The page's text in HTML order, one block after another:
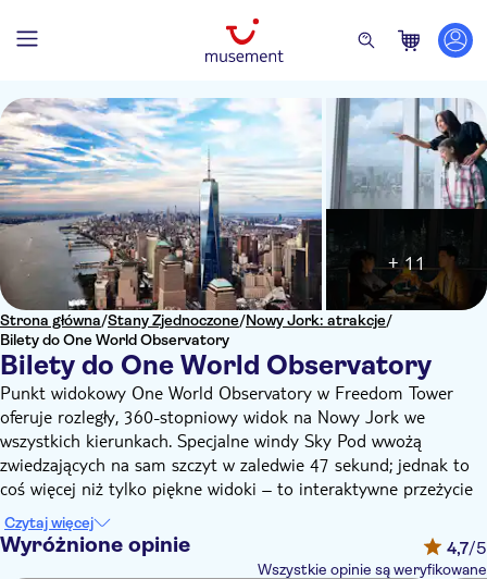
Strona główna/Stany Zjednoczone/Nowy Jork: atrakcje/
Bilety do One World Observatory
Bilety do One World Observatory
+ 11
Punkt widokowy One World Observatory w Freedom Tower
oferuje rozległy, 360-stopniowy widok na Nowy Jork we
wszystkich kierunkach. Specjalne windy Sky Pod wwożą
zwiedzających na sam szczyt w zaledwie 47 sekund; jednak to
coś więcej niż tylko piękne widoki – to interaktywne przeżycie
wizualne. Dzięki standardowemu biletowi możesz ominąć
kolejkę do kasy i udać się prosto na sam szczyt! Twoja wizyta
obejmuje:
Czytaj więcej
Wyróżnione opinie 4,7/5
Wszystkie opinie są weryfikowane